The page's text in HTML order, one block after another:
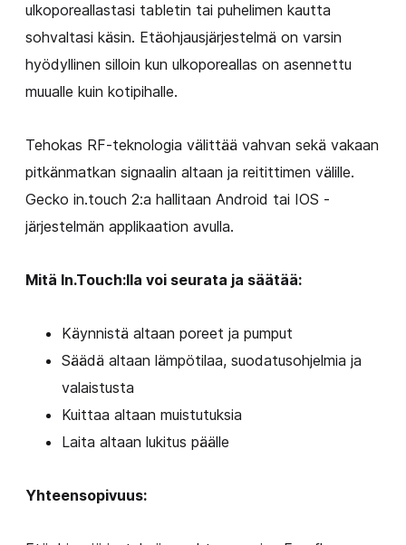
ulkoporeallastasi tabletin tai puhelimen kautta
sohvaltasi käsin. Etäohjausjärjestelmä on varsin
hyödyllinen silloin kun ulkoporeallas on asennettu
muualle kuin kotipihalle.
Tehokas RF-teknologia välittää vahvan sekä vakaan
pitkänmatkan signaalin altaan ja reitittimen välille.
Gecko in.touch 2:a hallitaan Android tai IOS -
järjestelmän applikaation avulla.
Mitä In.Touch:lla voi seurata ja säätää:
Käynnistä altaan poreet ja pumput
Säädä altaan lämpötilaa, suodatusohjelmia ja
valaistusta
Kuittaa altaan muistutuksia
Laita altaan lukitus päälle
Yhteensopivuus: